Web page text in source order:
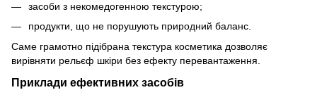
засоби з некомедогенною текстурою;
продукти, що не порушують природний баланс.
Саме грамотно підібрана текстура косметика дозволяє
вирівняти рельєф шкіри без ефекту перевантаження.
Приклади ефективних засобів